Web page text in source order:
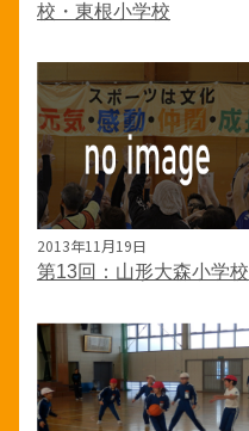
校・東根小学校
2013年11月19日
第13回：山形大森小学校